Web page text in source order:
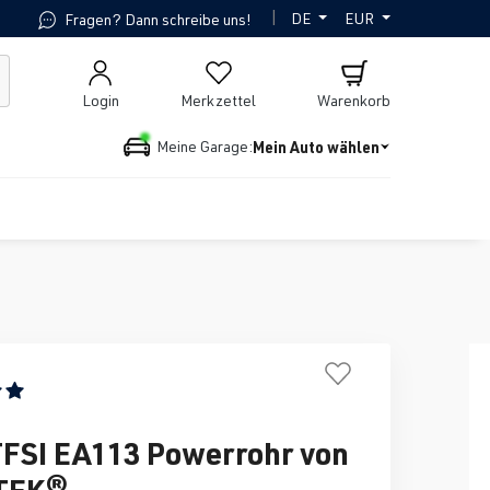
Fragen? Dann schreibe uns! | DE EUR
Merkzettel
Login Warenkorb
Meine Garage:Mein Auto wählen
Bewertung von 5 von 5 Sternen
EA113 Powerrohr von